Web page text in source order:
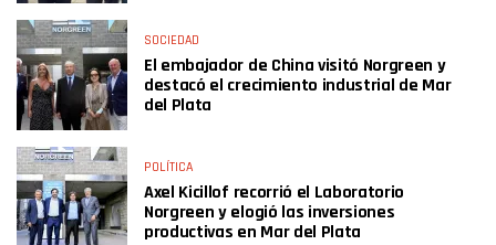
SOCIEDAD
El embajador de China visitó Norgreen y
destacó el crecimiento industrial de Mar
del Plata
POLÍTICA
Axel Kicillof recorrió el Laboratorio
Norgreen y elogió las inversiones
productivas en Mar del Plata